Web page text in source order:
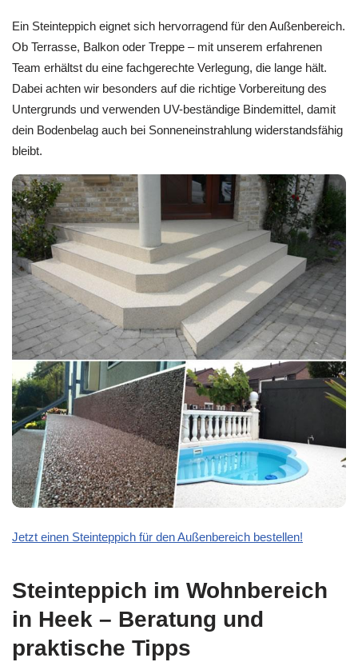
Ein Steinteppich eignet sich hervorragend für den Außenbereich.
Ob Terrasse, Balkon oder Treppe – mit unserem erfahrenen
Team erhältst du eine fachgerechte Verlegung, die lange hält.
Dabei achten wir besonders auf die richtige Vorbereitung des
Untergrunds und verwenden UV-beständige Bindemittel, damit
dein Bodenbelag auch bei Sonneneinstrahlung widerstandsfähig
bleibt.
Jetzt einen Steinteppich für den Außenbereich bestellen!
Steinteppich im Wohnbereich
in Heek – Beratung und
praktische Tipps